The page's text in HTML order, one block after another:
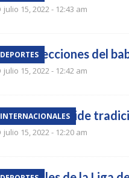
julio 15, 2022 - 12:43 am
DEPORTES
Las selecciones del
julio 15, 2022 - 12:42 am
INTERNACIONALES
Macron preside
julio 15, 2022 - 12:20 am